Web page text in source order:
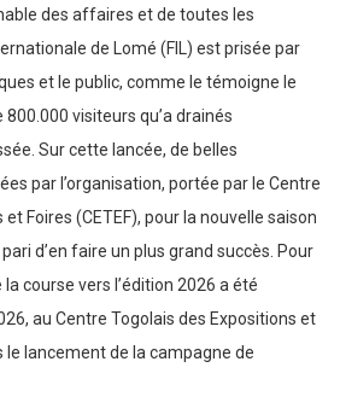
des affaires et de toutes les
de Lomé (FIL) est prisée par
et le public, comme le témoigne le
visiteurs qu’a drainés
Sur cette lancée, de belles
par l’organisation, portée par le Centre
Foires (CETEF), pour la nouvelle saison
pari d’en faire un plus grand succès. Pour
course vers l’édition 2026 a été
au Centre Togolais des Expositions et
le lancement de la campagne de